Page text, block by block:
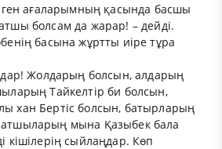
ағаларымның қасында басшы
болсам да жарар! – дейді.
басына жұртты иіре тұра
Жолдарың болсын, алдарың
Тайкелтір би болсын,
хан Бертіс болсын, батырларың
мына Қазыбек бала
кішілерің сыйлаңдар. Көп